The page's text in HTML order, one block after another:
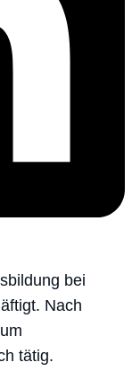
bei
Nach
tätig.